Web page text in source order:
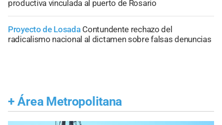
productiva vinculada al puerto de Rosario
Proyecto de Losada Contundente rechazo del
radicalismo nacional al dictamen sobre falsas denuncias
+ Área Metropolitana